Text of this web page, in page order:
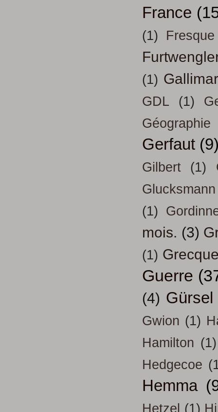
France
(1) Fresque
(1)
GDL (1)
Géographie
Gerfaut
Gilbert (1)
Glucksmann
(1)
mois. (3)
(1)
Guerre
(4) Gürsel
Gwion (1)
Hamilton (1)
Hedgecoe
Hemma
Hetzel (1)